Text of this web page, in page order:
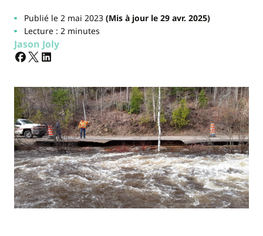
Publié le 2 mai 2023(Mis à jour le 29 avr. 2025)
Lecture : 2 minutes
Jason Joly